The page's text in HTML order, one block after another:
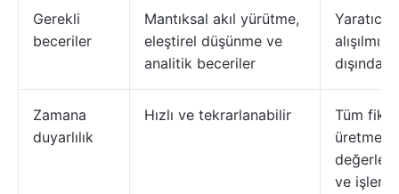
Gerekli
beceriler
Mantıksal akıl yürütme,
eleştirel düşünme ve
analitik beceriler
alışılmışın
dışında
Zamana
duyarlılık
Hızlı ve tekrarlanabilir
Tüm
üretmek,
ve